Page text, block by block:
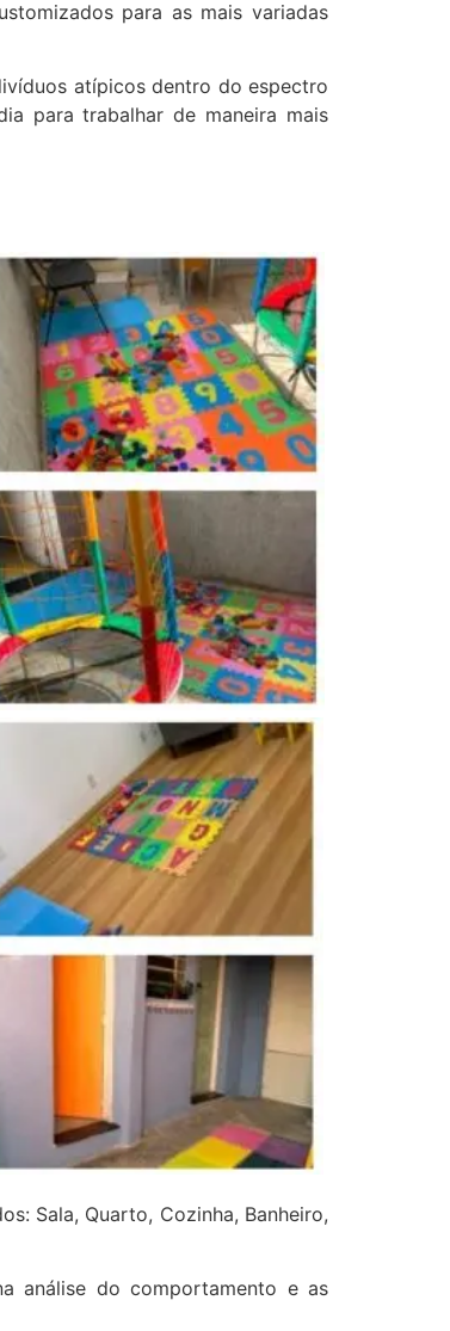
para as mais variadas
atípicos dentro do espectro
para trabalhar de maneira mais
Sala, Quarto, Cozinha, Banheiro,
análise do comportamento e as